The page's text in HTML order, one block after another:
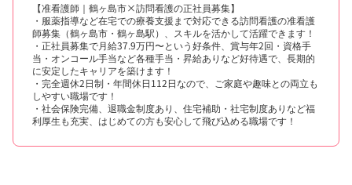
【准看護師｜鶴ヶ島市×訪問看護の正社員募集】
・服薬指導など在宅での療養支援まで対応できる訪問看護の准看護
師募集（鶴ヶ島市・鶴ヶ島駅）、スキルを活かして活躍できます！
・正社員募集で月給37.9万円〜という好条件、賞与年2回・資格手
当・オンコール手当など各種手当・昇給ありなど好待遇で、長期的
に安定したキャリアを築けます！
・完全週休2日制・年間休日112日なので、ご家庭や趣味との両立も
しやすい職場です！
・社会保険完備、退職金制度あり、住宅補助・社宅制度ありなど福
利厚生も充実、はじめての方も安心して飛び込める職場です！